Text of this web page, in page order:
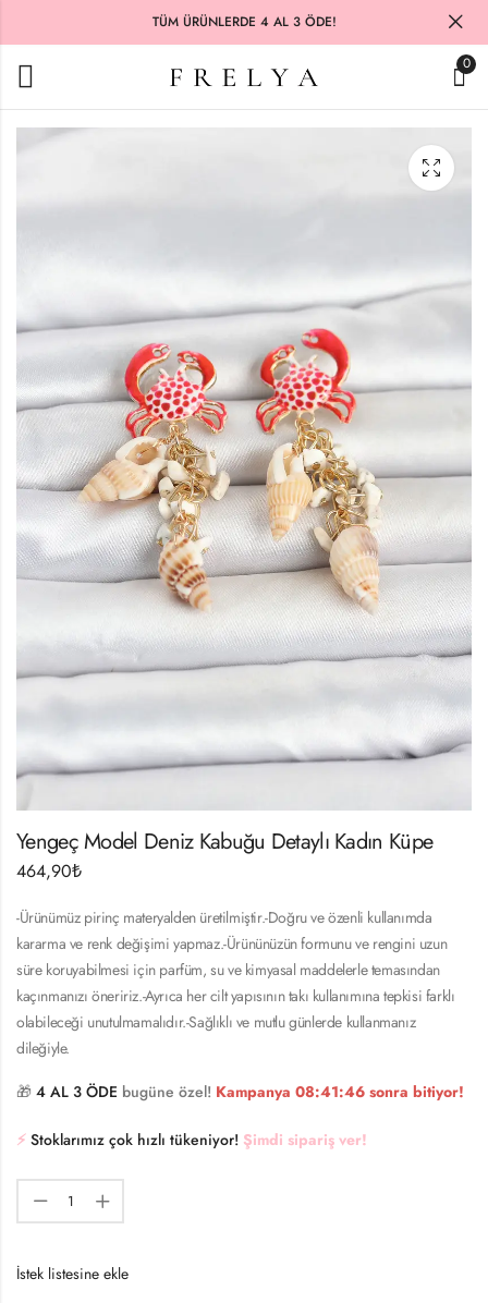
TÜM ÜRÜNLERDE 4 AL 3 ÖDE!
0
Yengeç Model Deniz Kabuğu Detaylı Kadın Küpe
464,90₺
-Ürünümüz pirinç materyalden üretilmiştir.-Doğru ve özenli kullanımda
kararma ve renk değişimi yapmaz.-Ürününüzün formunu ve rengini uzun
süre koruyabilmesi için parfüm, su ve kimyasal maddelerle temasından
kaçınmanızı öneririz.-Ayrıca her cilt yapısının takı kullanımına tepkisi farklı
olabileceği unutulmamalıdır.-Sağlıklı ve mutlu günlerde kullanmanız
dileğiyle.
🎁 4 AL 3 ÖDE bugüne özel! Kampanya 08:41:46 sonra bitiyor!
⚡️ Stoklarımız çok hızlı tükeniyor! Şimdi sipariş ver!
İstek listesine ekle